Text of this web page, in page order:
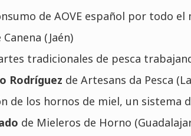
de AOVE español por todo el
(Jaén)
tradicionales de pesca
Rodríguez de Artesans da Pesca
de los hornos de miel, un sistema
de Mieleros de Horno